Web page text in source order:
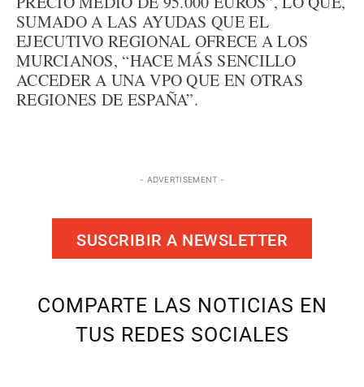
SUMADO A LAS AYUDAS QUE EL
EJECUTIVO REGIONAL OFRECE A LOS
MURCIANOS, “HACE MÁS SENCILLO
ACCEDER A UNA VPO QUE EN OTRAS
REGIONES DE ESPAÑA”.
- ADVERTISEMENT -
SUSCRIBIR A NEWSLETTER
COMPARTE LAS NOTICIAS EN
TUS REDES SOCIALES